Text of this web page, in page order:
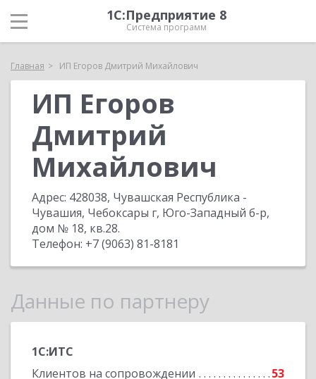
1С:Предприятие 8
Система программ
Главная ИП Егоров Дмитрий Михайлович
ИП Егоров
Дмитрий
Михайлович
Адрес: 428038, Чувашская Республика -
Чувашия, Чебоксары г, Юго-Западный б-р,
дом № 18, кв.28.
Телефон: +7 (9063) 81-8181
Данные по партнеру
1С:ИТС
Клиентов на сопровождении
53